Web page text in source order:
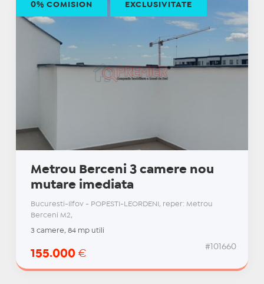
Metrou Berceni 3 camere nou
mutare imediata
Bucuresti-Ilfov - POPESTI-LEORDENI, reper: Metrou
Berceni M2,
3 camere, 84 mp utili
155.000 €
#101660
0% COMISION EXCLUSIVITATE